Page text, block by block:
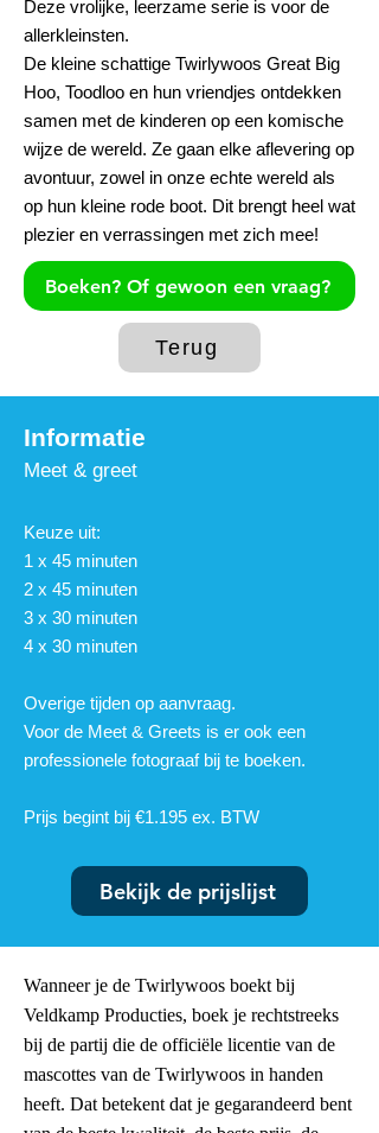
Deze vrolijke, leerzame serie is voor de
allerkleinsten.
De kleine schattige Twirlywoos Great Big
Hoo, Toodloo en hun vriendjes ontdekken
samen met de kinderen op een komische
wijze de wereld. Ze gaan elke aflevering op
avontuur, zowel in onze echte wereld als
op hun kleine rode boot. Dit brengt heel wat
plezier en verrassingen met zich mee!
Boeken? Of gewoon een vraag?
Terug
Informatie
Meet & greet
Keuze uit:
1 x 45 minuten
2 x 45 minuten
3 x 30 minuten
4 x 30 minuten
Overige tijden op aanvraag.
Voor de Meet & Greets is er ook een
professionele fotograaf bij te boeken.
Prijs begint bij €1.195 ex. BTW
Bekijk de prijslijst
Wanneer je de Twirlywoos boekt bij
Veldkamp Producties, boek je rechtstreeks
bij de partij die de officiële licentie van de
mascottes van de Twirlywoos in handen
heeft. Dat betekent dat je gegarandeerd bent